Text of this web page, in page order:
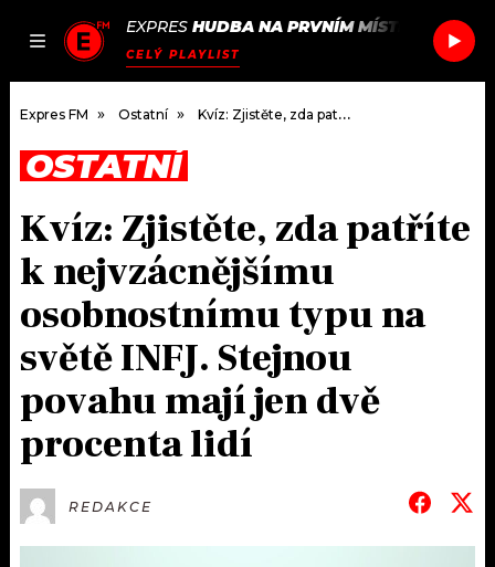
JAK
SEZNAM.CZ
EXPRES HUDBA NA PRVNÍM MÍSTĚ
CELÝ PLAYLIST
DOMŮ
ČLÁNKY
AKTUÁLNĚ
HUDBA
ROZHOVORY
#NEBUDUDOMA
KALENDÁŘ
PODCASTY
JAK NALADIT
RÁDIO
APLIKACE
PROGRAM
Expres FM Ostatní Kvíz: Zjistěte, zda patříte k nejvzácnějšímu osobnostnímu typu na světě INFJ. Stejnou povahu mají jen dvě procenta lidí
OSTATNÍ
Kvíz: Zjistěte, zda patříte
k nejvzácnějšímu
osobnostnímu typu na
světě INFJ. Stejnou
povahu mají jen dvě
procenta lidí
REDAKCE